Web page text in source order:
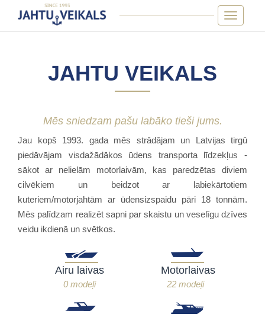
Toggle
JAHTU VEIKALS
Mēs sniedzam pašu labāko tieši jums.
Jau kopš 1993. gada mēs strādājam un Latvijas tirgū
piedāvājam visdažādākos ūdens transporta līdzekļus -
sākot ar nelielām motorlaivām, kas paredzētas diviem
cilvēkiem un beidzot ar labiekārtotiem
kuteriem/motorjahtām ar ūdensizspaidu pāri 18 tonnām.
Mēs palīdzam realizēt sapni par skaistu un veselīgu dzīves
veidu ikdienā un svētkos.
Airu laivas
0 modeļi
Motorlaivas
22 modeļi